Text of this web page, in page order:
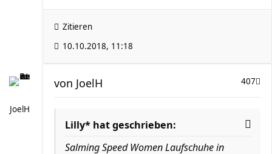
Zitieren
10.10.2018, 11:18
JoelH
407
von JoelH
Lilly* hat geschrieben:
Salming Speed Women Laufschuhe in